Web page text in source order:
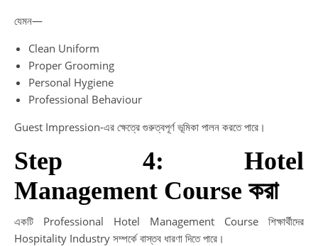
যেমন—
Clean Uniform
Proper Grooming
Personal Hygiene
Professional Behaviour
Guest Impression-এর ক্ষেত্রে গুরুত্বপূর্ণ ভূমিকা পালন করতে পারে।
Step 4: Hotel
Management Course করা
একটি Professional Hotel Management Course শিক্ষার্থীদের
Hospitality Industry সম্পর্কে বাস্তব ধারণা দিতে পারে।